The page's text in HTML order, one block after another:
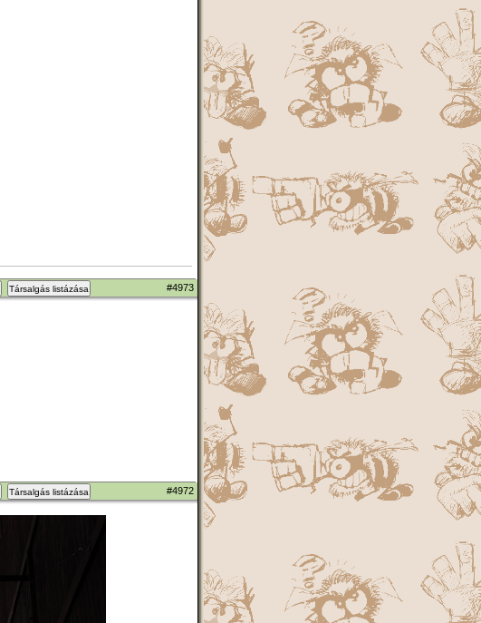
Társalgás listázása #4973
Társalgás listázása #4972